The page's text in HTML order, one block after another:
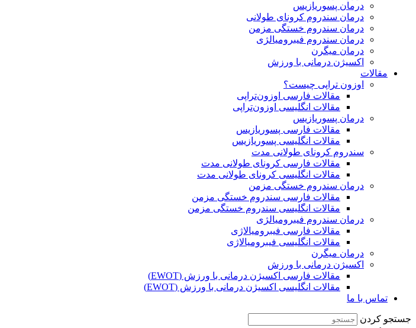
درمان پسوریازیس
درمان سندروم کرونای طولانی
درمان سندروم خستگی مزمن
درمان سندروم فیبرومیالژی
درمان میگرن
اکسیژن درمانی با ورزش
مقالات
اوزون تراپی چیست؟
مقالات فارسی اوزون‌تراپی
مقالات انگلیسی اوزون‌تراپی
درمان پسوریازیس
مقالات فارسی پسوریازیس
مقالات انگلیسی پسوریازیس
سندروم کرونای طولانی مدت
مقالات فارسی کرونای طولانی مدت
مقالات انگلیسی کرونای طولانی مدت
درمان سندروم خستگی مزمن
مقالات فارسی سندروم خستگی مزمن
مقالات انگلیسی سندروم خستگی مزمن
درمان سندروم فیبرومیالژی
مقالات فارسی فیبرومیالاژی
مقالات انگلیسی فیبرومیالاژی
درمان میگرن
اکسیژن درمانی با ورزش
مقالات فارسی اکسیژن درمانی با ورزش (EWOT)
مقالات انگلیسی اکسیژن درمانی با ورزش (EWOT)
تماس با ما
جستجو کردن